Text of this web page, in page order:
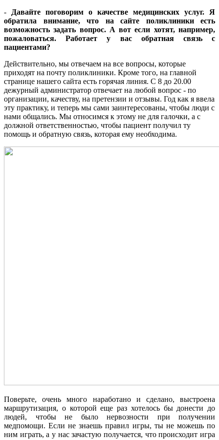
-
Давайте поговорим о качестве медицинских услуг. Я
обратила внимание, что на сайте поликлиники есть
возможность задать вопрос. А вот если хотят, например,
пожаловаться. Работает у вас обратная связь с
пациентами?
Действительно, мы отвечаем на все вопросы, которые
приходят на почту поликлиники. Кроме того, на главной
странице нашего сайта есть горячая линия. С 8 до 20.00
дежурный администратор отвечает на любой вопрос - по
организации, качеству, на претензии и отзывы. Год как я ввела
эту практику, и теперь мы сами заинтересованы, чтобы люди с
нами общались. Мы относимся к этому не для галочки, а с
должной ответственностью, чтобы пациент получил ту
помощь и обратную связь, которая ему необходима.
Поверьте, очень много наработано и сделано, выстроена
маршрутизация, о которой еще раз хотелось бы донести до
людей, чтобы не было нервозности при получении
медпомощи. Если не знаешь правил игры, ты не можешь по
ним играть, а у нас зачастую получается, что происходит игра